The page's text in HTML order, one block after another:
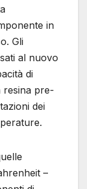
in
Gli
al nuovo
di
resina pre-
dei
–